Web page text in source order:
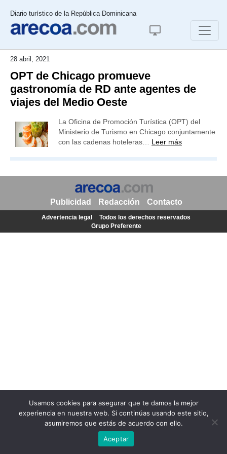
Diario turístico de la República Dominicana
28 abril, 2021
OPT de Chicago promueve
gastronomía de RD ante agentes de
viajes del Medio Oeste
La Oficina de Promoción Turística (OPT) del
Ministerio de Turismo en Chicago conjuntamente
con las cadenas hoteleras… Leer más
Usamos cookies para asegurar que te damos la mejor
experiencia en nuestra web. Si continúas usando este sitio,
asumiremos que estás de acuerdo con ello.
Aceptar
Publicidad Redacción Contacto
Advertencia legal
Todos los derechos reservados
Grupo Preferente